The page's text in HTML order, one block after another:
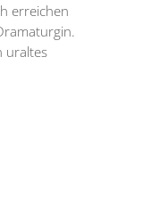
erreichen
uraltes